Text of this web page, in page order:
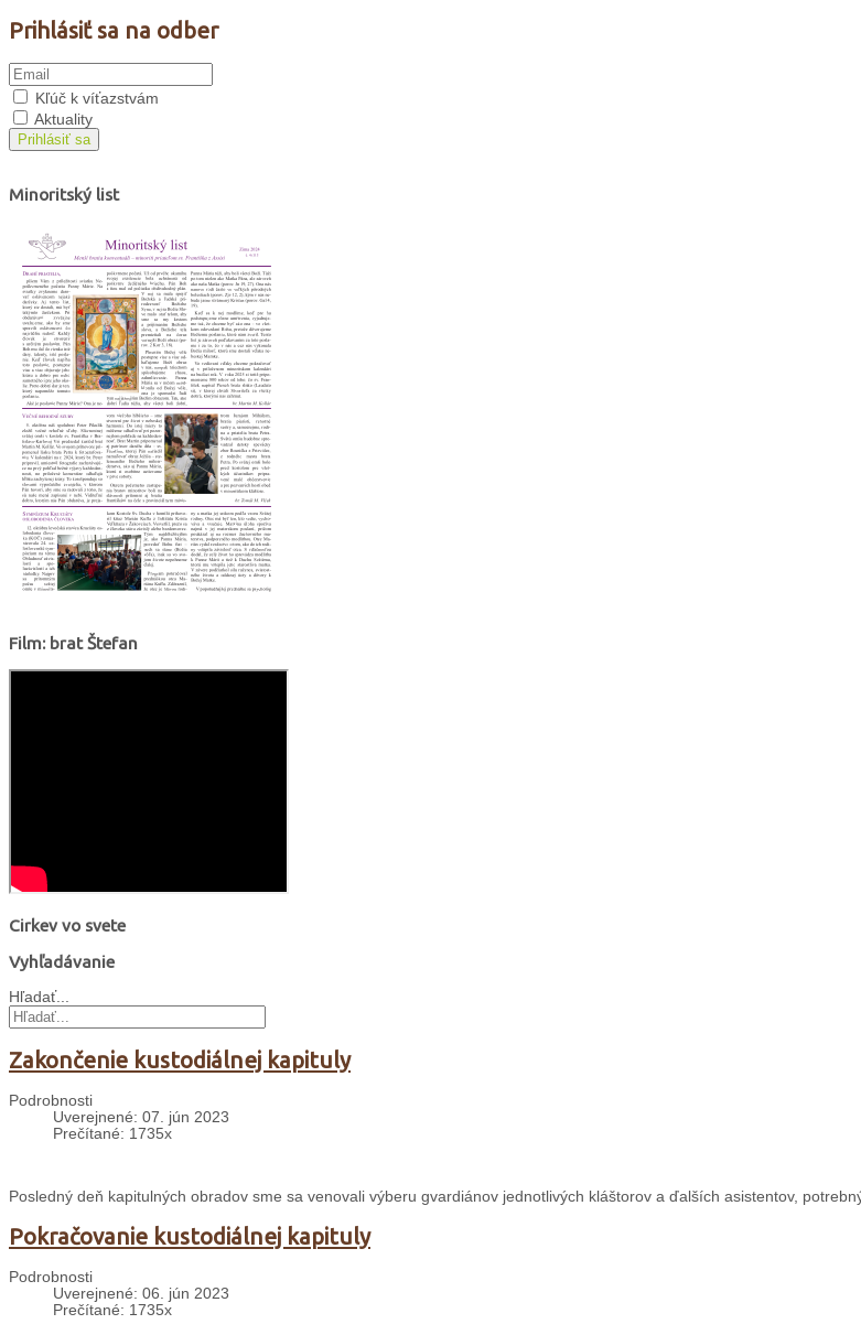
Prihlásiť sa na odber
Kľúč k víťazstvám
Aktuality
Prihlásiť sa
Minoritský list
Film: brat Štefan
Cirkev vo svete
Vyhľadávanie
Hľadať...
Zakončenie kustodiálnej kapituly
Podrobnosti
Uverejnené: 07. jún 2023
Prečítané: 1735x
Posledný deň kapitulných obradov sme sa venovali výberu gvardiánov jednotlivých kláštorov a ďalších asistentov,
Pokračovanie kustodiálnej kapituly
Podrobnosti
Uverejnené: 06. jún 2023
Prečítané: 1735x